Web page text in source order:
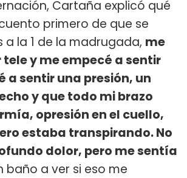
Cartaña explicó qué
primero de que se
a la 1 de la madrugada, me
y me empecé a sentir
a sentir una presión, un
y que todo mi brazo
opresión en el cuello,
estaba transpirando. No
dolor, pero me sentía
baño a ver si eso me